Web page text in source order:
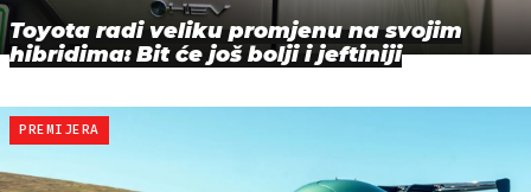
Toyota radi veliku promjenu na svojim
hibridima: Bit će još bolji i jeftiniji
PREMIJERA